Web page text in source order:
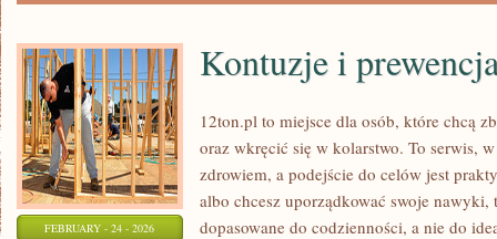
FEBRUARY - 24 - 2026
Kontuzje i
12ton.pl to miejsce dla osób, które chcą
oraz wkręcić się w kolarstwo. To serwis,
zdrowiem, a podejście do celów jest
albo chcesz uporządkować swoje nawyki,
dopasowane do codzienności, a nie do